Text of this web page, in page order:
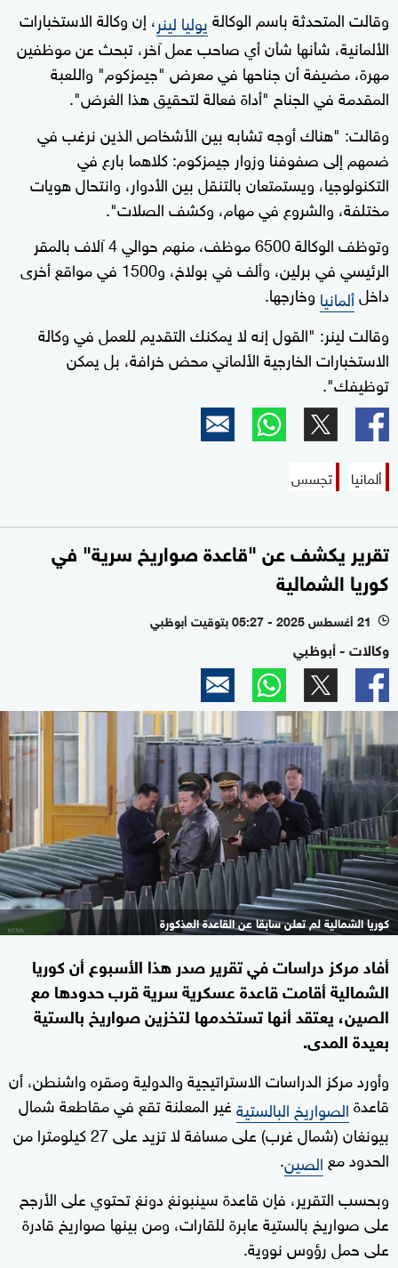
وقالت المتحدثة باسم الوكالةيوليا لينر، إن وكالة الاستخبارات
الألمانية، شأنها شأن أي صاحب عمل آخر، تبحث عن موظفين
مهرة، مضيفة أن جناحها في معرض "جيمزكوم" واللعبة
المقدمة في الجناح "أداة فعالة لتحقيق هذا الغرض".
وقالت: "هناك أوجه تشابه بين الأشخاص الذين نرغب في
ضمهم إلى صفوفنا وزوار جيمزكوم: كلاهما بارع في
التكنولوجيا، ويستمتعان بالتنقل بين الأدوار، وانتحال هويات
مختلفة، والشروع في مهام، وكشف الصلات".
وتوظف الوكالة 6500 موظف، منهم حوالي 4 آلاف بالمقر
الرئيسي في برلين، وألف في بولاخ، و1500 في مواقع أخرى
داخلألمانيا وخارجها.
وقالت لينر: "القول إنه لا يمكنك التقديم للعمل في وكالة
الاستخبارات الخارجية الألماني محض خرافة، بل يمكن
توظيفك".
ألمانيا تجسس
تقرير يكشف عن "قاعدة صواريخ سرية" في
كوريا الشمالية
l 21 أغسطس 2025 - 05:27 بتوقيت أبوظبي
وكالات - أبوظبي
كوريا الشمالية لم تعلن سابقا عن القاعدة المذكورة
أفاد مركز دراسات في تقرير صدر هذا الأسبوع أن كوريا
الشمالية أقامت قاعدة عسكرية سرية قرب حدودها مع
الصين، يعتقد أنها تستخدمها لتخزين صواريخ بالستية
بعيدة المدى.
وأورد مركز الدراسات الاستراتيجية والدولية ومقره واشنطن، أن
قاعدةالصواريخ البالستيةغير المعلنة تقع في مقاطعة شمال
بيونغان (شمال غرب) على مسافة لا تزيد على 27 كيلومترا من
الحدود مع الصين.
وبحسب التقرير، فإن قاعدة سينبونغ دونغ تحتوي على الأرجح
على صواريخ بالستية عابرة للقارات، ومن بينها صواريخ قادرة
على حمل رؤوس نووية.